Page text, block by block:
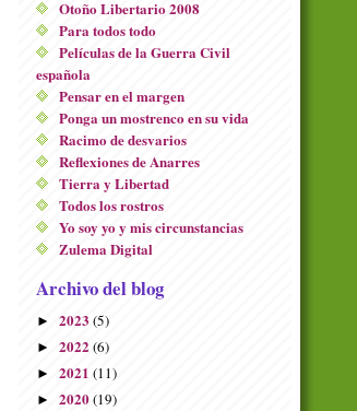
Otoño Libertario 2008
Para todos todo
Películas de la Guerra Civil
española
Pensar en el margen
Ponga un mostrenco en su vida
Racimo de desvarios
Reflexiones de Anarres
Tierra y Libertad
Todos los rostros
Yo soy yo y mis circunstancias
Zulema Digital
Archivo del blog
► 2023 (5)
► 2022 (6)
► 2021 (11)
► 2020(19)